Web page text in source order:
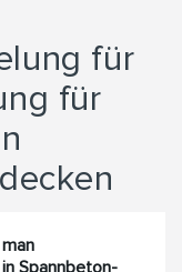
für
für
Spannbeton-